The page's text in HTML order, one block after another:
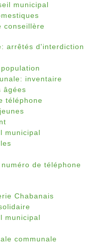
municipal
conseillère
arrêtés d'interdiction
inventaire
âgées
téléphone
municipal
de téléphone
Chabanais
municipal
communale